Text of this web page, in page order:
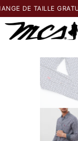
DE TAILLE GRATUIT